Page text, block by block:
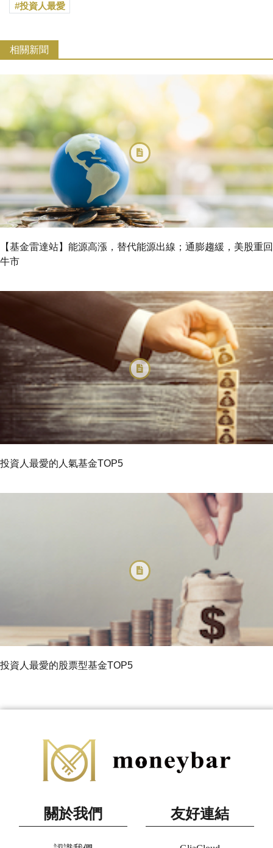
投資人最愛
相關新聞
【基金雷達站】能源高漲，替代能源出線；通膨趨緩，美股重回
牛市
投資人最愛的人氣基金TOP5
投資人最愛的股票型基金TOP5
關於我們 友好連結